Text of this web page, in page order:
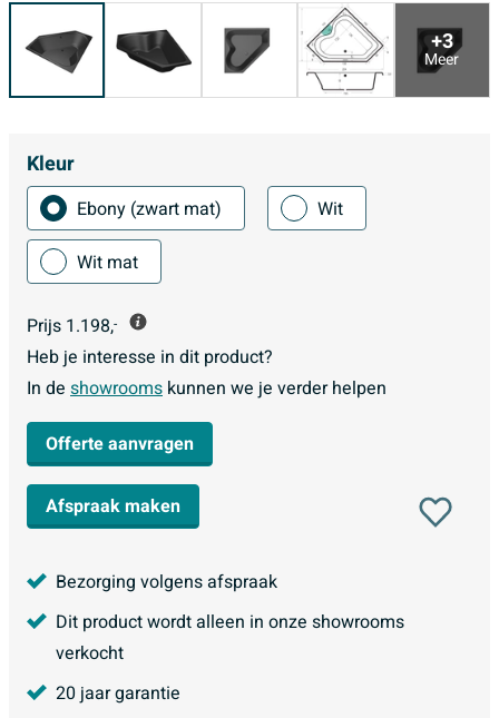
+3
Meer
Kleur
Ebony (zwart mat)
Wit
Wit mat
Prijs 1.198,-
Heb je interesse in dit product?
In de showrooms kunnen we je verder helpen
Offerte aanvragen
Afspraak maken
Bezorging volgens afspraak
Dit product wordt alleen in onze showrooms
verkocht
20 jaar garantie